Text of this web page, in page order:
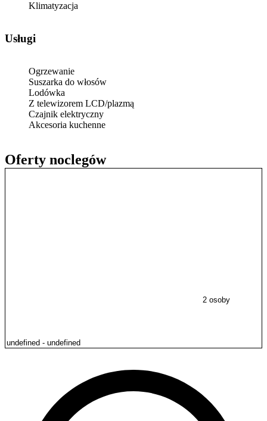
Oferty noclegów
2 osoby
Klimatyzacja
Usługi
Ogrzewanie
Suszarka do włosów
Lodówka
Z telewizorem LCD/plazmą
Czajnik elektryczny
Akcesoria kuchenne